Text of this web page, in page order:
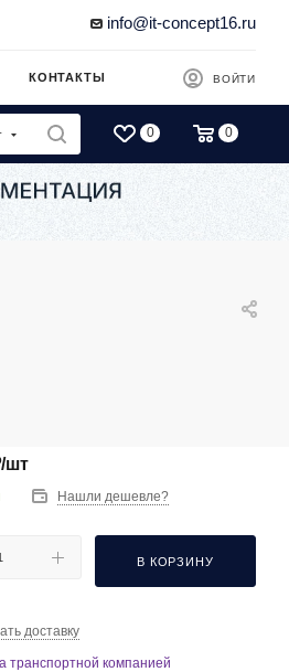
info@it-concept16.ru
КОНТАКТЫ ВОЙТИ
0 0
/шт
Нашли дешевле?
В КОРЗИНУ
доставку
транспортной компанией